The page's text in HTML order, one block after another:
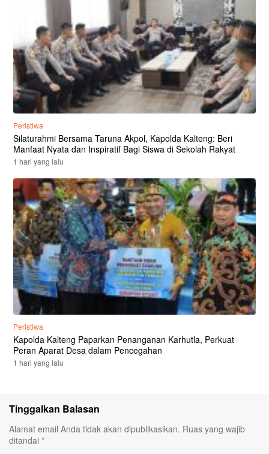
Peristiwa
Silaturahmi Bersama Taruna Akpol, Kapolda Kalteng: Beri
Manfaat Nyata dan Inspiratif Bagi Siswa di Sekolah Rakyat
1 hari yang lalu
Peristiwa
Kapolda Kalteng Paparkan Penanganan Karhutla, Perkuat
Peran Aparat Desa dalam Pencegahan
1 hari yang lalu
Tinggalkan Balasan
Alamat email Anda tidak akan dipublikasikan. Ruas yang wajib
ditandai *